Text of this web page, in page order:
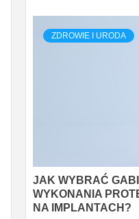
ZDROWIE I URODA
JAK WYBRAĆ
WYKONANIA
NA IMPLANTACH?